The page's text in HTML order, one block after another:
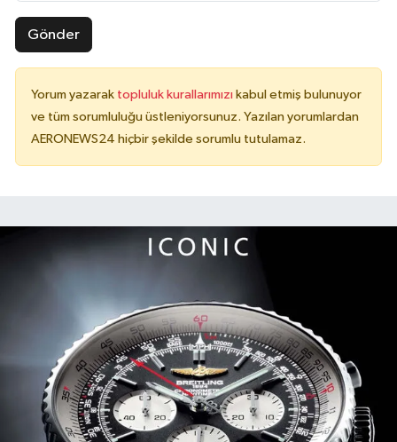
Gönder
Yorum yazarak topluluk kurallarımızı kabul etmiş bulunuyor
ve tüm sorumluluğu üstleniyorsunuz. Yazılan yorumlardan
AERONEWS24 hiçbir şekilde sorumlu tutulamaz.